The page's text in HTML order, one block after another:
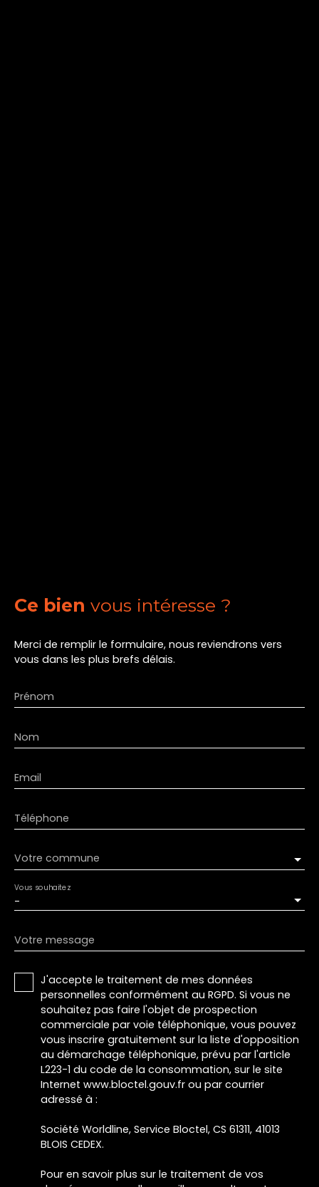
Ce bien vous intéresse ?
Merci de remplir le formulaire, nous reviendrons vers
vous dans les plus brefs délais.
Prénom
Nom
Email
Téléphone
Votre commune
-
Vous souhaitez
Votre message
J'accepte le traitement de mes données
personnelles conformément au RGPD. Si vous ne
souhaitez pas faire l'objet de prospection
commerciale par voie téléphonique, vous pouvez
vous inscrire gratuitement sur la liste d'opposition
au démarchage téléphonique, prévu par l'article
L223-1 du code de la consommation, sur le site
Internet www.bloctel.gouv.fr ou par courrier
adressé à :
Société Worldline, Service Bloctel, CS 61311, 41013
BLOIS CEDEX.
Pour en savoir plus sur le traitement de vos